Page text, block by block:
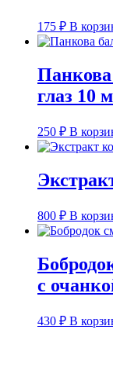
175 ₽ В
глаз 10
250 ₽ В
800 ₽ В
с
430 ₽ В